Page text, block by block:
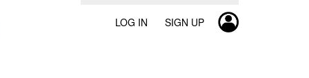
LOG IN SIGN UP